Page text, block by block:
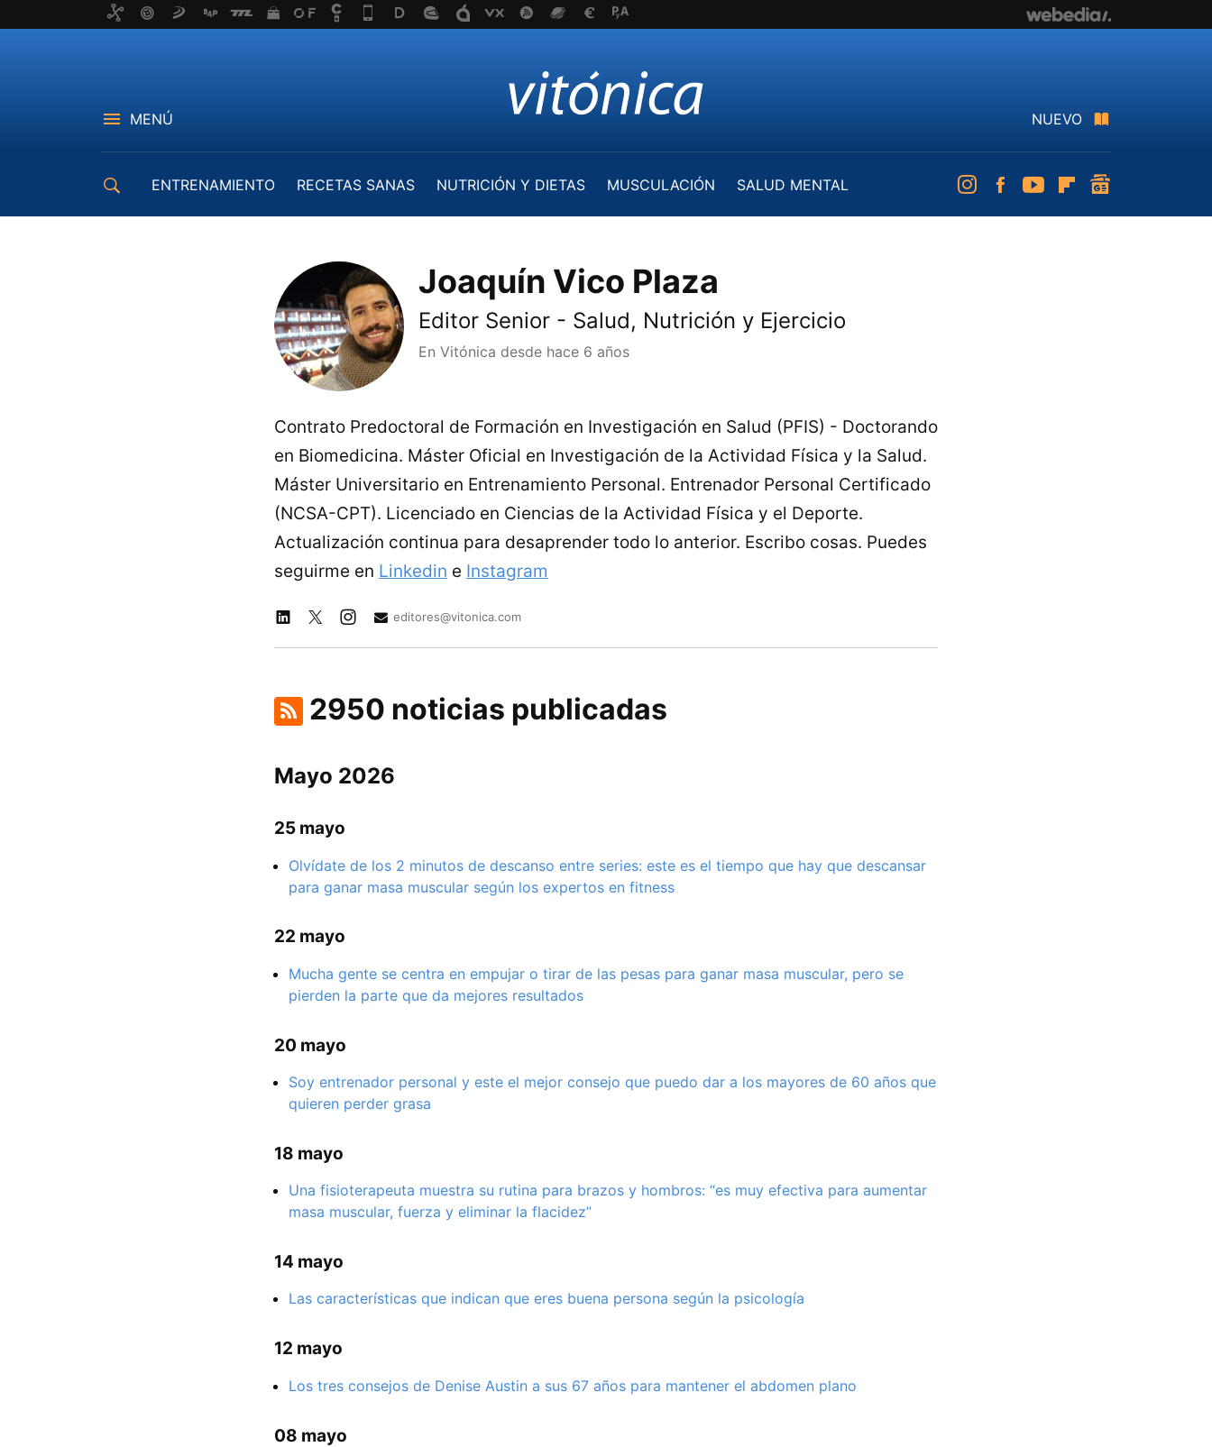
MENÚ NUEVO
ENTRENAMIENTO RECETAS SANAS NUTRICIÓN Y DIETAS MUSCULACIÓN
SALUD MENTAL
InstagramFacebookYoutubeFlipboard
Joaquín Vico Plaza
Editor Senior - Salud, Nutrición y Ejercicio
En Vitónica desde hace 6 años
Contrato Predoctoral de Formación en Investigación en Salud (PFIS) - Doctorando
en Biomedicina. Máster Oficial en Investigación de la Actividad Física y la Salud.
Máster Universitario en Entrenamiento Personal. Entrenador Personal Certificado
(NCSA-CPT). Licenciado en Ciencias de la Actividad Física y el Deporte.
Actualización continua para desaprender todo lo anterior. Escribo cosas. Puedes
seguirme en Linkedin e Instagram
editores@vitonica.com
2950 noticias publicadas
Mayo 2026
25 mayo
Olvídate de los 2 minutos de descanso entre series: este es el tiempo que hay que descansar
para ganar masa muscular según los expertos en fitness
22 mayo
Mucha gente se centra en empujar o tirar de las pesas para ganar masa muscular, pero se
pierden la parte que da mejores resultados
20 mayo
Soy entrenador personal y este el mejor consejo que puedo dar a los mayores de 60 años que
quieren perder grasa
18 mayo
Una fisioterapeuta muestra su rutina para brazos y hombros: “es muy efectiva para aumentar
masa muscular, fuerza y eliminar la flacidez”
14 mayo
Las características que indican que eres buena persona según la psicología
12 mayo
Los tres consejos de Denise Austin a sus 67 años para mantener el abdomen plano
08 mayo